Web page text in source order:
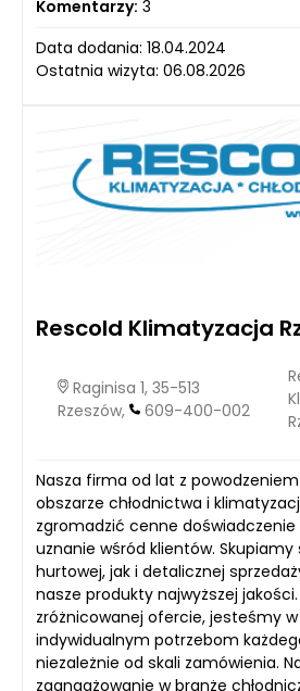
Komentarzy: 3
Data dodania: 18.04.2024
Ostatnia wizyta: 06.08.2026
Rescold Klimatyzacja
Raginisa 1, 35-513
Rzeszów,
609-400-002
Nasza firma od lat z
obszarze chłodnictwa i
zgromadzić cenne doświadczenie
uznanie wśród klientów. Skupiamy
hurtowej, jak i detalicznej
nasze produkty najwyższej jakości.
zróżnicowanej ofercie, jesteśmy
indywidualnym potrzebom
niezależnie od skali zamówienia.
zaangażowanie w branżę